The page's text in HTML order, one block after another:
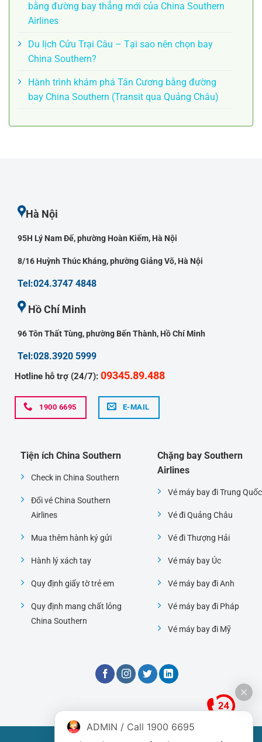
bằng đường bay thẳng mới của China Southern
Airlines
Du lịch Cửu Trại Câu – Tại sao nên chọn bay
China Southern?
Hành trình khám phá Tân Cương bằng đường
bay China Southern (Transit qua Quảng Châu)
Hà Nội
95H Lý Nam Đế, phường Hoàn Kiếm, Hà Nội
8/16 Huỳnh Thúc Kháng, phường Giảng Võ, Hà Nội
Tel:024.3747 4848
Hồ Chí Minh
96 Tôn Thất Tùng, phường Bến Thành, Hồ Chí Minh
Tel:028.3920 5999
Hotline hỗ trợ (24/7): 09345.89.488
1900 6695 E-MAIL
Tiện ích China Southern
Check in China Southern
Đổi vé China Southern
Airlines
Mua thêm hành ký gửi
Hành lý xách tay
Quy định giấy tờ trẻ em
Quy định mang chất lỏng
China Southern
Chặng bay Southern
Airlines
Vé máy bay đi Trung Quốc
Vé đi Quảng Châu
Vé đi Thượng Hải
Vé máy bay Úc
Vé máy bay đi Anh
Vé máy bay đi Pháp
Vé máy bay đi Mỹ
Đại lý phòng vé hãng China Southern
ADMIN / Call 1900 6695